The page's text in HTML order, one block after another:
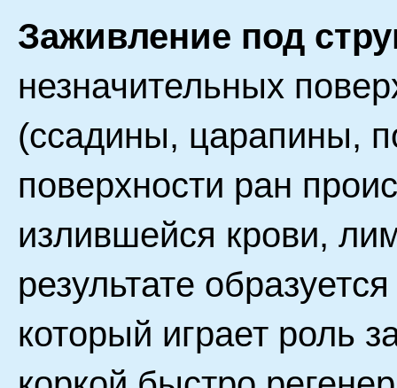
Заживление под
незначительных
(ссадины, царапины,
поверхности ран
излившейся крови,
результате
который играет роль